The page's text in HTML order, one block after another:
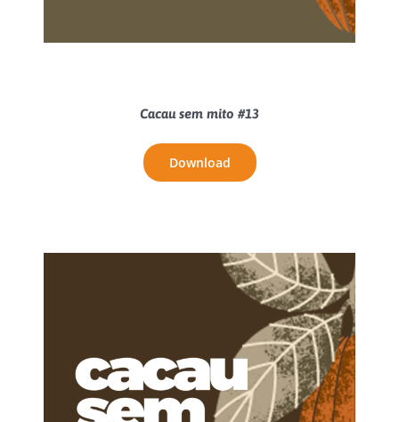
Cacau sem mito #13
Download